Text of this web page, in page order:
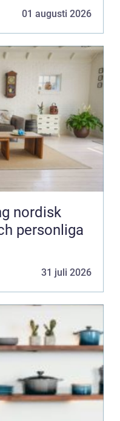
01 augusti 2026
personliga
31 juli 2026